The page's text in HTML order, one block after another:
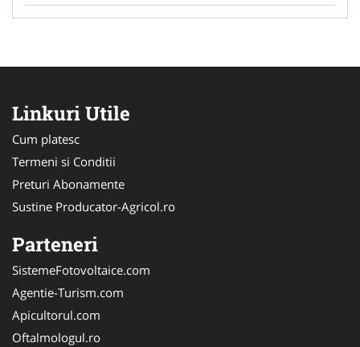
Linkuri Utile
Cum platesc
Termeni si Conditii
Preturi Abonamente
Sustine Producator-Agricol.ro
Parteneri
SistemeFotovoltaice.com
Agentie-Turism.com
Apicultorul.com
Oftalmologul.ro